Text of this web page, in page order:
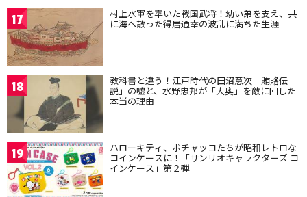
17 村上水軍を率いた戦国武将！幼い弟を支え、共
に海へ散った得居通幸の波乱に満ちた生涯
18 教科書と違う！江戸時代の田沼意次「賄賂伝
説」の嘘と、水野忠邦が「大奥」を敵に回した
本当の理由
19 ハローキティ、ポチャッコたちが昭和レトロな
コインケースに！「サンリオキャラクターズ コ
インケース」第２弾